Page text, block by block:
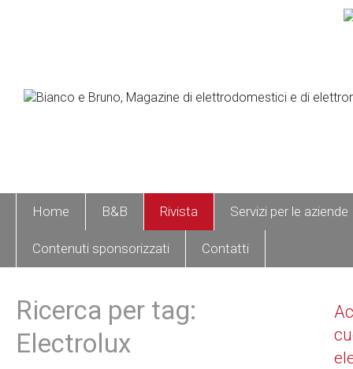
Home B&B Rivista Servizi per le aziende
Contenuti sponsorizzati Contatti
Ricerca per tag:
Electrolux